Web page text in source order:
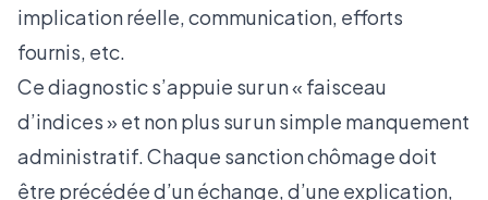
implication réelle, communication, efforts
fournis, etc.
Ce diagnostic s’appuie sur un « faisceau
d’indices » et non plus sur un simple manquement
administratif. Chaque sanction chômage doit
être précédée d’un échange, d’une explication,